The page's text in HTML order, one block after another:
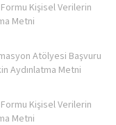
Kişisel Verilerin
Metni
Atölyesi Başvuru
Aydınlatma Metni
Kişisel Verilerin
Metni